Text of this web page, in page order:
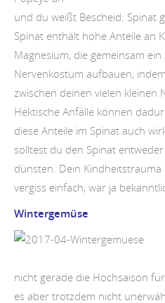
und du weißt Bescheid: Spinat
Spinat enthält hohe Anteile an
Magnesium, die gemeinsam
Nervenkostüm aufbauen,
zwischen deinen vielen kleinen
Hektische Anfälle können
diese Anteile im Spinat auch
solltest du den Spinat
dünsten. Dein
vergiss einfach, war ja
Wintergemüse
nicht gerade die Hochsaison
es aber trotzdem nicht